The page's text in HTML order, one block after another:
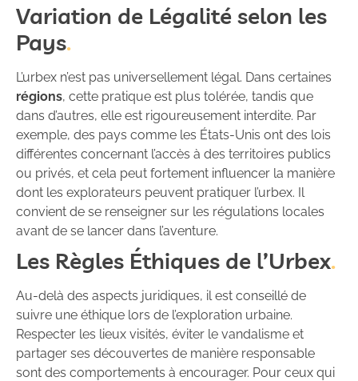
Variation de Légalité selon les
Pays
L’urbex n’est pas universellement légal. Dans certaines
régions, cette pratique est plus tolérée, tandis que
dans d’autres, elle est rigoureusement interdite. Par
exemple, des pays comme les États-Unis ont des lois
différentes concernant l’accès à des territoires publics
ou privés, et cela peut fortement influencer la manière
dont les explorateurs peuvent pratiquer l’urbex. Il
convient de se renseigner sur les régulations locales
avant de se lancer dans l’aventure.
Les Règles Éthiques de l’Urbex
Au-delà des aspects juridiques, il est conseillé de
suivre une éthique lors de l’exploration urbaine.
Respecter les lieux visités, éviter le vandalisme et
partager ses découvertes de manière responsable
sont des comportements à encourager. Pour ceux qui